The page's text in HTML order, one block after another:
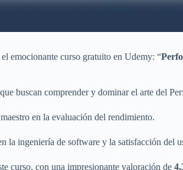
emocionante curso gratuito en Udemy: “
buscan comprender y dominar el arte del
en la evaluación del rendimiento.
la ingeniería de software y la satisfacción del
curso, con una impresionante valoración de